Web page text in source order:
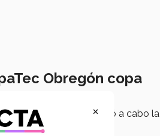
Obregón copa
de la región, se llevó a cabo la
×